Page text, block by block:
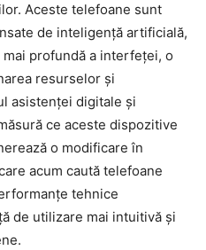
Aceste telefoane sunt
de inteligență artificială,
profundă a interfeței, o
resurselor și
asistenței digitale și
ce aceste dispozitive
o modificare în
acum caută telefoane
tehnice
de utilizare mai intuitivă și